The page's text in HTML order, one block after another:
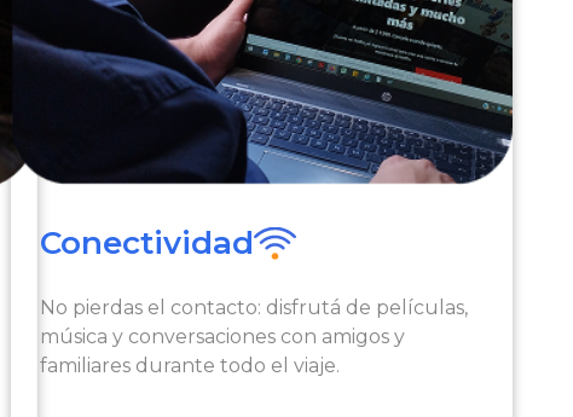
Conectividad
No pierdas el contacto: disfrutá de películas,
música y conversaciones con amigos y
familiares durante todo el viaje.